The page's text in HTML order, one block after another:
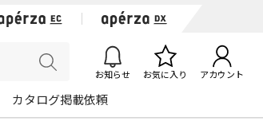
お知らせ お気に入り アカウント
カタログ掲載依頼